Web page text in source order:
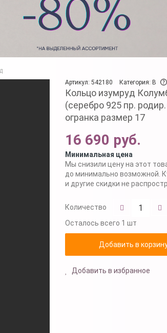
Артикул: 542180
Категория: B
Кольцо изумруд
(серебро 925 пр.
огранка размер 17
16 690 руб.
Минимальная цена
Мы снизили цену на этот
до минимально возможной.
и другие скидки не
Количество
Осталось всего 1 шт
Добавить в избранное